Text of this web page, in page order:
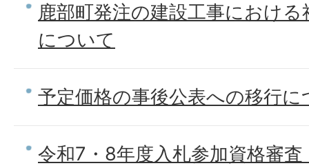
鹿部町発注の建設工事におけ
について
予定価格の事後公表への移行に
令和7・8年度入札参加資格審